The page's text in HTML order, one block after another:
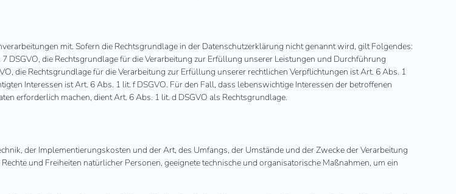
mit. Sofern die Rechtsgrundlage in der Datenschutzerklärung nicht genannt wird, gilt Folgendes:
die Rechtsgrundlage für die Verarbeitung zur Erfüllung unserer Leistungen und Durchführung
die Rechtsgrundlage für die Verarbeitung zur Erfüllung unserer rechtlichen Verpflichtungen ist Art. 6 Abs. 1
Interessen ist Art. 6 Abs. 1 lit. f DSGVO. Für den Fall, dass lebenswichtige Interessen der betroffenen
erforderlich machen, dient Art. 6 Abs. 1 lit. d DSGVO als Rechtsgrundlage.
der Implementierungskosten und der Art, des Umfangs, der Umstände und der Zwecke der Verarbeitung
und Freiheiten natürlicher Personen, geeignete technische und organisatorische Maßnahmen, um ein